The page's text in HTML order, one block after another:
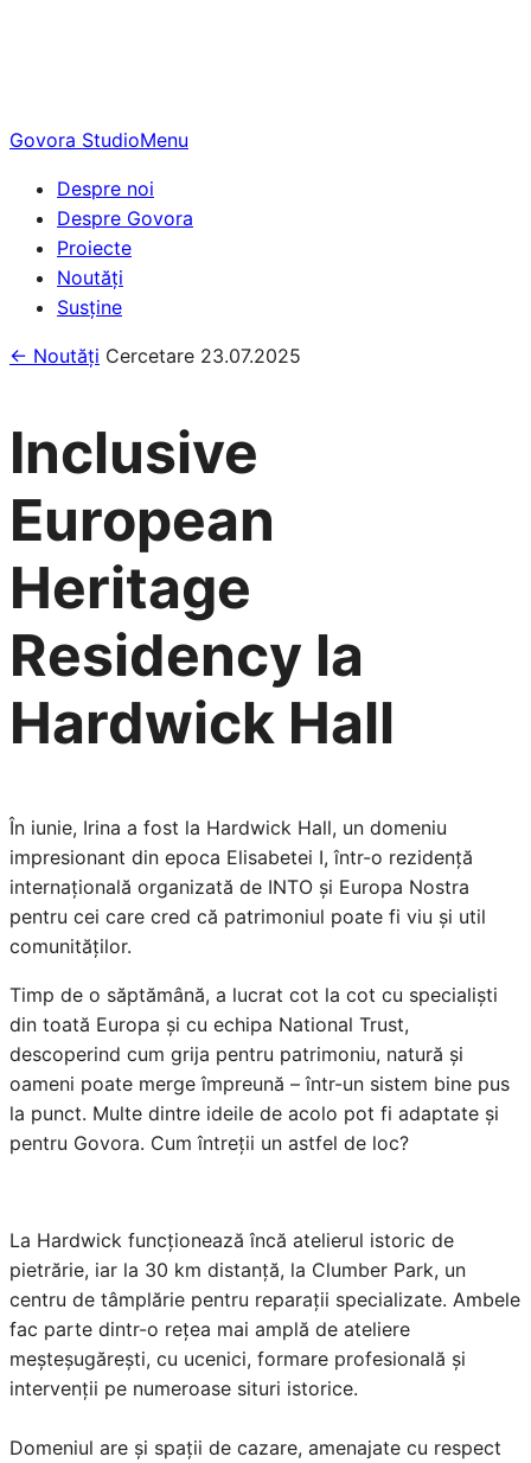
Govora StudioMenu
Despre noi
Despre Govora
Proiecte
Noutăți
Susține
← Noutăți Cercetare 23.07.2025
Inclusive
European
Heritage
Residency la
Hardwick Hall
În iunie, Irina a fost la Hardwick Hall, un domeniu
impresionant din epoca Elisabetei I, într-o rezidență
internațională organizată de INTO și Europa Nostra
pentru cei care cred că patrimoniul poate fi viu și util
comunităților.
Timp de o săptămână, a lucrat cot la cot cu specialiști
din toată Europa și cu echipa National Trust,
descoperind cum grija pentru patrimoniu, natură și
oameni poate merge împreună – într-un sistem bine pus
la punct. Multe dintre ideile de acolo pot fi adaptate și
pentru Govora. Cum întreții un astfel de loc?
La Hardwick funcționează încă atelierul istoric de
pietrărie, iar la 30 km distanță, la Clumber Park, un
centru de tâmplărie pentru reparații specializate. Ambele
fac parte dintr-o rețea mai amplă de ateliere
meșteșugărești, cu ucenici, formare profesională și
intervenții pe numeroase situri istorice.
Domeniul are și spații de cazare, amenajate cu respect